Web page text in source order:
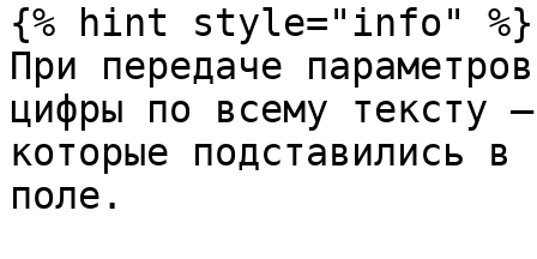
{% hint style="info" %}
При передаче
цифры по всему тексту
которые
поле.